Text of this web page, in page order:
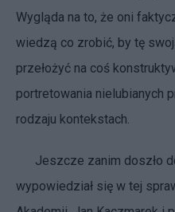
Wygląda na to, że oni
wiedzą co zrobić, by tę
przełożyć na coś
portretowania nielubianych
rodzaju kontekstach.
Jeszcze zanim doszło
wypowiedział się w tej